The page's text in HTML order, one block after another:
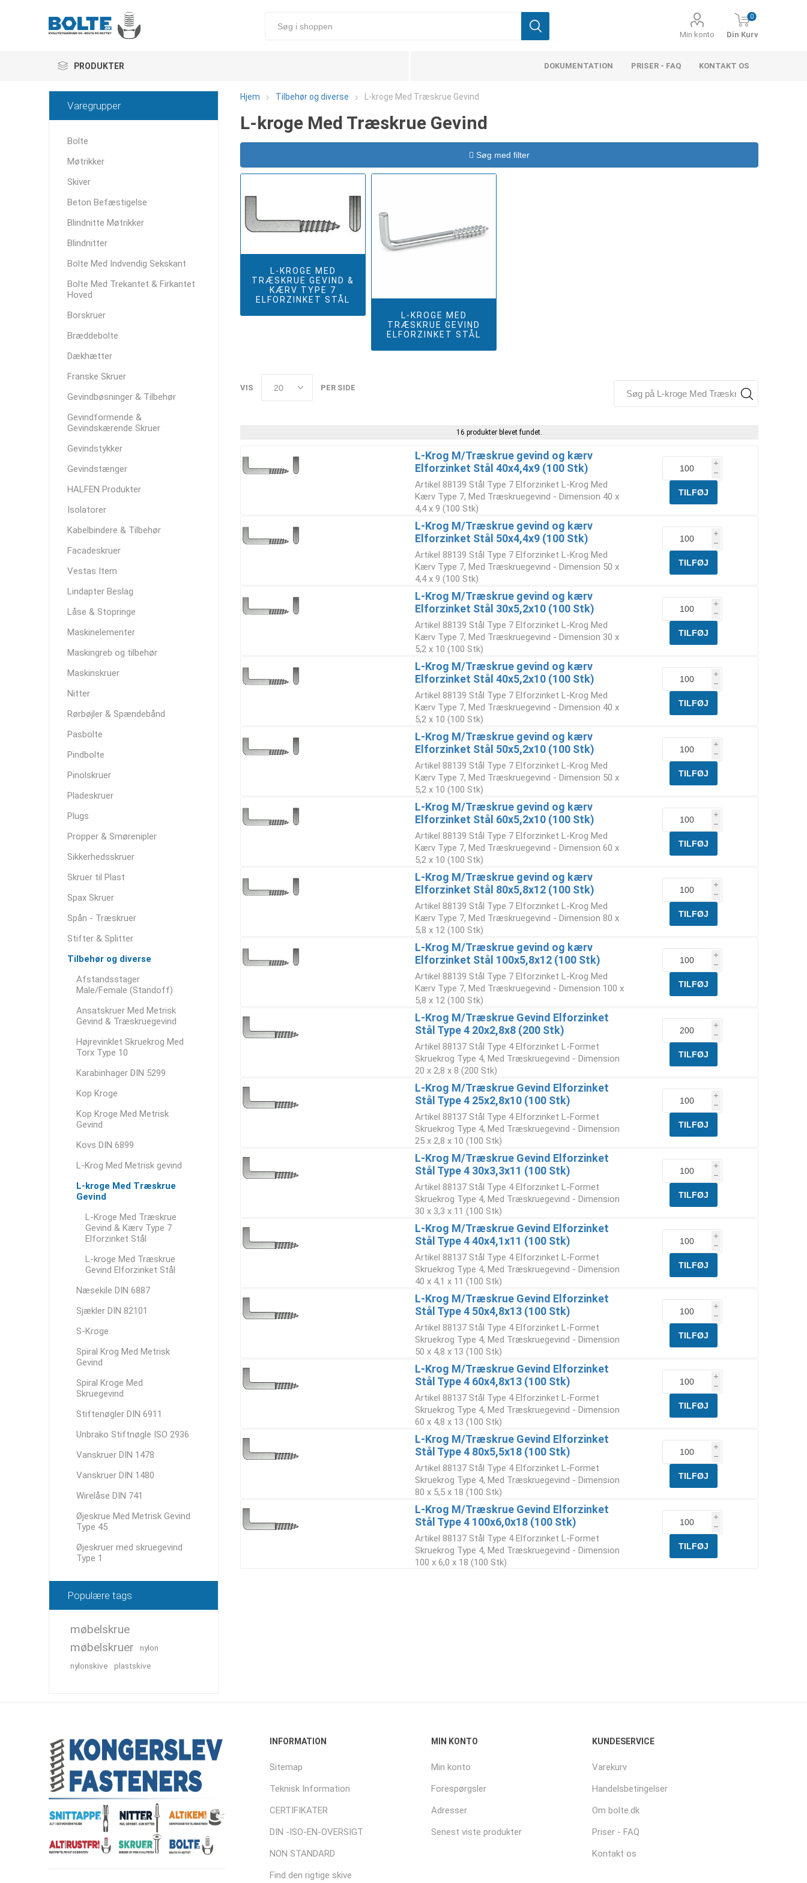
Min konto
0
Din Kurv
PRODUKTER DOKUMENTATION PRISER - FAQ KONTAKT OS
Hjem Tilbehør og diverse L-kroge Med Træskrue Gevind
L-kroge Med Træskrue Gevind
Søg med filter
L-KROGE MED
TRÆSKRUE GEVIND &
KÆRV TYPE 7
ELFORZINKET STÅL
L-KROGE MED
TRÆSKRUE GEVIND
ELFORZINKET STÅL
VIS PER SIDE
16 produkter blevet fundet.
L-Krog M/Træskrue gevind og kærv
Elforzinket Stål 40x4,4x9 (100 Stk)
Artikel 88139 Stål Type 7 Elforzinket L-Krog Med
Kærv Type 7, Med Træskruegevind - Dimension 40 x
4,4 x 9 (100 Stk)
i
h
L-Krog M/Træskrue gevind og kærv
Elforzinket Stål 50x4,4x9 (100 Stk)
Artikel 88139 Stål Type 7 Elforzinket L-Krog Med
Kærv Type 7, Med Træskruegevind - Dimension 50 x
4,4 x 9 (100 Stk)
i
h
L-Krog M/Træskrue gevind og kærv
Elforzinket Stål 30x5,2x10 (100 Stk)
Artikel 88139 Stål Type 7 Elforzinket L-Krog Med
Kærv Type 7, Med Træskruegevind - Dimension 30 x
5,2 x 10 (100 Stk)
i
h
L-Krog M/Træskrue gevind og kærv
Elforzinket Stål 40x5,2x10 (100 Stk)
Artikel 88139 Stål Type 7 Elforzinket L-Krog Med
Kærv Type 7, Med Træskruegevind - Dimension 40 x
5,2 x 10 (100 Stk)
i
h
L-Krog M/Træskrue gevind og kærv
Elforzinket Stål 50x5,2x10 (100 Stk)
Artikel 88139 Stål Type 7 Elforzinket L-Krog Med
Kærv Type 7, Med Træskruegevind - Dimension 50 x
5,2 x 10 (100 Stk)
i
h
L-Krog M/Træskrue gevind og kærv
Elforzinket Stål 60x5,2x10 (100 Stk)
Artikel 88139 Stål Type 7 Elforzinket L-Krog Med
Kærv Type 7, Med Træskruegevind - Dimension 60 x
5,2 x 10 (100 Stk)
i
h
L-Krog M/Træskrue gevind og kærv
Elforzinket Stål 80x5,8x12 (100 Stk)
Artikel 88139 Stål Type 7 Elforzinket L-Krog Med
Kærv Type 7, Med Træskruegevind - Dimension 80 x
5,8 x 12 (100 Stk)
i
h
L-Krog M/Træskrue gevind og kærv
Elforzinket Stål 100x5,8x12 (100 Stk)
Artikel 88139 Stål Type 7 Elforzinket L-Krog Med
Kærv Type 7, Med Træskruegevind - Dimension 100 x
5,8 x 12 (100 Stk)
i
h
L-Krog M/Træskrue Gevind Elforzinket
Stål Type 4 20x2,8x8 (200 Stk)
Artikel 88137 Stål Type 4 Elforzinket L-Formet
Skruekrog Type 4, Med Træskruegevind - Dimension
20 x 2,8 x 8 (200 Stk)
i
h
L-Krog M/Træskrue Gevind Elforzinket
Stål Type 4 25x2,8x10 (100 Stk)
Artikel 88137 Stål Type 4 Elforzinket L-Formet
Skruekrog Type 4, Med Træskruegevind - Dimension
25 x 2,8 x 10 (100 Stk)
i
h
L-Krog M/Træskrue Gevind Elforzinket
Stål Type 4 30x3,3x11 (100 Stk)
Artikel 88137 Stål Type 4 Elforzinket L-Formet
Skruekrog Type 4, Med Træskruegevind - Dimension
30 x 3,3 x 11 (100 Stk)
i
h
L-Krog M/Træskrue Gevind Elforzinket
Stål Type 4 40x4,1x11 (100 Stk)
Artikel 88137 Stål Type 4 Elforzinket L-Formet
Skruekrog Type 4, Med Træskruegevind - Dimension
40 x 4,1 x 11 (100 Stk)
i
h
L-Krog M/Træskrue Gevind Elforzinket
Stål Type 4 50x4,8x13 (100 Stk)
Artikel 88137 Stål Type 4 Elforzinket L-Formet
Skruekrog Type 4, Med Træskruegevind - Dimension
50 x 4,8 x 13 (100 Stk)
i
h
L-Krog M/Træskrue Gevind Elforzinket
Stål Type 4 60x4,8x13 (100 Stk)
Artikel 88137 Stål Type 4 Elforzinket L-Formet
Skruekrog Type 4, Med Træskruegevind - Dimension
60 x 4,8 x 13 (100 Stk)
i
h
L-Krog M/Træskrue Gevind Elforzinket
Stål Type 4 80x5,5x18 (100 Stk)
Artikel 88137 Stål Type 4 Elforzinket L-Formet
Skruekrog Type 4, Med Træskruegevind - Dimension
80 x 5,5 x 18 (100 Stk)
i
h
L-Krog M/Træskrue Gevind Elforzinket
Stål Type 4 100x6,0x18 (100 Stk)
Artikel 88137 Stål Type 4 Elforzinket L-Formet
Skruekrog Type 4, Med Træskruegevind - Dimension
100 x 6,0 x 18 (100 Stk)
i
h
Varegrupper
Bolte
Møtrikker
Skiver
Beton Befæstigelse
Blindnitte Møtrikker
Blindnitter
Bolte Med Indvendig Sekskant
Bolte Med Trekantet & Firkantet
Hoved
Borskruer
Bræddebolte
Dækhætter
Franske Skruer
Gevindbøsninger & Tilbehør
Gevindformende &
Gevindskærende Skruer
Gevindstykker
Gevindstænger
HALFEN Produkter
Isolatorer
Kabelbindere & Tilbehør
Facadeskruer
Vestas Item
Lindapter Beslag
Låse & Stopringe
Maskinelementer
Maskingreb og tilbehør
Maskinskruer
Nitter
Rørbøjler & Spændebånd
Pasbolte
Pindbolte
Pinolskruer
Pladeskruer
Plugs
Propper & Smørenipler
Sikkerhedsskruer
Skruer til Plast
Spax Skruer
Spån - Træskruer
Stifter & Splitter
Tilbehør og diverse
Afstandsstager
Male/Female (Standoff)
Ansatskruer Med Metrisk
Gevind & Træskruegevind
Højrevinklet Skruekrog Med
Torx Type 10
Karabinhager DIN 5299
Kop Kroge
Kop Kroge Med Metrisk
Gevind
Kovs DIN 6899
L-Krog Med Metrisk gevind
L-kroge Med Træskrue
Gevind
L-Kroge Med Træskrue
Gevind & Kærv Type 7
Elforzinket Stål
L-kroge Med Træskrue
Gevind Elforzinket Stål
Næsekile DIN 6887
Sjækler DIN 82101
S-Kroge
Spiral Krog Med Metrisk
Gevind
Spiral Kroge Med
Skruegevind
Stiftenøgler DIN 6911
Unbrako Stiftnøgle ISO 2936
Vanskruer DIN 1478
Vanskruer DIN 1480
Wirelåse DIN 741
Øjeskrue Med Metrisk Gevind
Type 45
Øjeskruer med skruegevind
Type 1
Populære tags
møbelskrue
møbelskruer
nylon
nylonskive
plastskive
INFORMATION
Sitemap
Teknisk Information
CERTIFIKATER
DIN -ISO-EN-OVERSIGT
NON STANDARD
Find den rigtige skive
MIN KONTO
Min konto
Forespørgsler
Adresser
Senest viste produkter
KUNDESERVICE
Varekurv
Handelsbetingelser
Om bolte.dk
Priser - FAQ
Kontakt os